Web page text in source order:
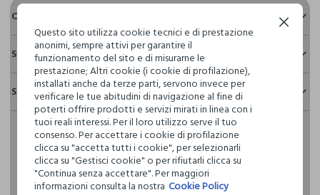
Composizione e cura
Composizione:
100% POLIESTERE
NON CANDEGGIARE
TEMPERATURA MASSIMA 40°C - PROCEDURA DELICATA
NON LAVARE A SECCO
Sostenibilità e trasparenza
Sicurezza
Il 100% dei nostri articoli viene sottoposto a test chimico-
fisici, per verificarne il rispetto dei limiti che abbiamo
definito per l’uso di sostanze chimiche, talvolta anche più
restrittivi rispetto a quelli previsti dalla normativa
internazionale.
Clicca qui per vedere i dettagli
Spedizione e resi
Hai fino a 30 giorni dalla consegna del tuo ordine online per
cambiare idea e restituire i prodotti che hai acquistato.
Questo sito utilizza cookie tecnici e di prestazione
anonimi, sempre attivi per garantire il
funzionamento del sito e di misurarne le
prestazione; Altri cookie (i cookie di profilazione),
installati anche da terze parti, servono invece per
verificare le tue abitudini di navigazione al fine di
poterti offrire prodotti e servizi mirati in linea con i
tuoi reali interessi. Per il loro utilizzo serve il tuo
consenso. Per accettare i cookie di profilazione
clicca su "accetta tutti i cookie", per selezionarli
clicca su "Gestisci cookie" o per rifiutarli clicca su
"Continua senza accettare". Per maggiori
informazioni consulta la nostra Cookie Policy
Continua senza accettare